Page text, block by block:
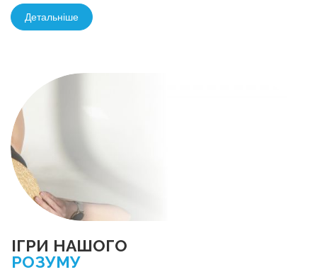
Детальніше
ІГРИ НАШОГО
РОЗУМУ